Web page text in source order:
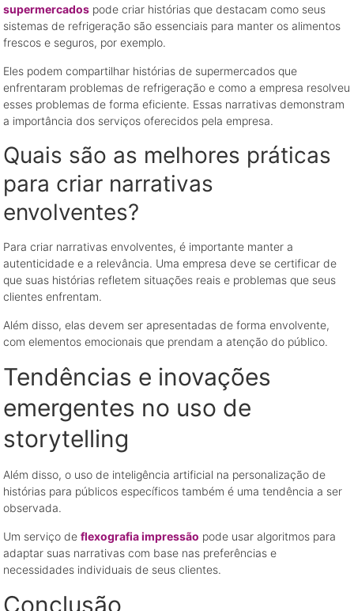
supermercados pode criar histórias que destacam como seus
sistemas de refrigeração são essenciais para manter os alimentos
frescos e seguros, por exemplo.
Eles podem compartilhar histórias de supermercados que
enfrentaram problemas de refrigeração e como a empresa resolveu
esses problemas de forma eficiente. Essas narrativas demonstram
a importância dos serviços oferecidos pela empresa.
Quais são as melhores práticas
para criar narrativas
envolventes?
Para criar narrativas envolventes, é importante manter a
autenticidade e a relevância. Uma empresa deve se certificar de
que suas histórias refletem situações reais e problemas que seus
clientes enfrentam.
Além disso, elas devem ser apresentadas de forma envolvente,
com elementos emocionais que prendam a atenção do público.
Tendências e inovações
emergentes no uso de
storytelling
Além disso, o uso de inteligência artificial na personalização de
histórias para públicos específicos também é uma tendência a ser
observada.
Um serviço deflexografia impressão pode usar algoritmos para
adaptar suas narrativas com base nas preferências e
necessidades individuais de seus clientes.
Conclusão